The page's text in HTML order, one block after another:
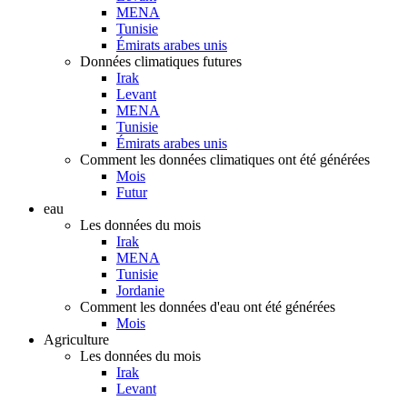
MENA
Tunisie
Émirats arabes unis
Données climatiques futures
Irak
Levant
MENA
Tunisie
Émirats arabes unis
Comment les données climatiques ont été générées
Mois
Futur
eau
Les données du mois
Irak
MENA
Tunisie
Jordanie
Comment les données d'eau ont été générées
Mois
Agriculture
Les données du mois
Irak
Levant